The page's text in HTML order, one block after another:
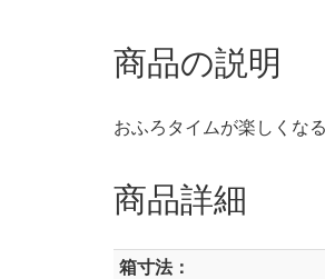
商品の説明
おふろタイムが楽しくな
商品詳細
箱寸法：